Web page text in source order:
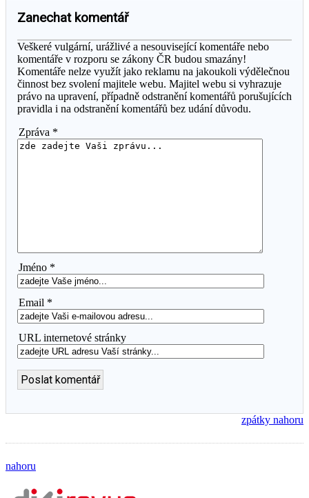
Zanechat komentář
Veškeré vulgární, urážlivé a nesouvisející komentáře nebo
komentáře v rozporu se zákony ČR budou smazány!
Komentáře nelze využít jako reklamu na jakoukoli výdělečnou
činnost bez svolení majitele webu. Majitel webu si vyhrazuje
právo na upravení, případně odstranění komentářů porušujících
pravidla i na odstranění komentářů bez udání důvodu.
Zpráva *
Jméno *
Email *
URL internetové stránky
zpátky nahoru
nahoru